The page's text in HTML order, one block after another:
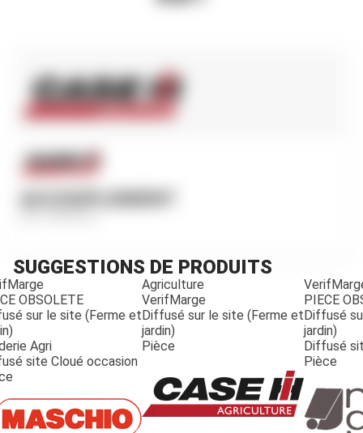
89452C2
SUGGESTIONS DE PRODUITS
OBSOLETE
sur le site (Ferme et
Agri
site Cloué occasion
Agriculture
VerifMarge
Diffusé sur le site (Ferme et
jardin)
Pièce
PIECE
Diffusé
jardin)
Diffusé
Pièce